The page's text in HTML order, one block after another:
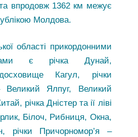
впродовж 1362 км межує
Молдова.
області прикордонними
є річка Дунай,
Кагул, річки
Ялпуг, Великий
річка Дністер та ії ліві
Білоч, Рибниця, Окна,
річки Причорномор’я –